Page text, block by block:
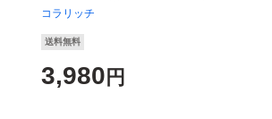
コラリッチ
送料無料
3,980 円